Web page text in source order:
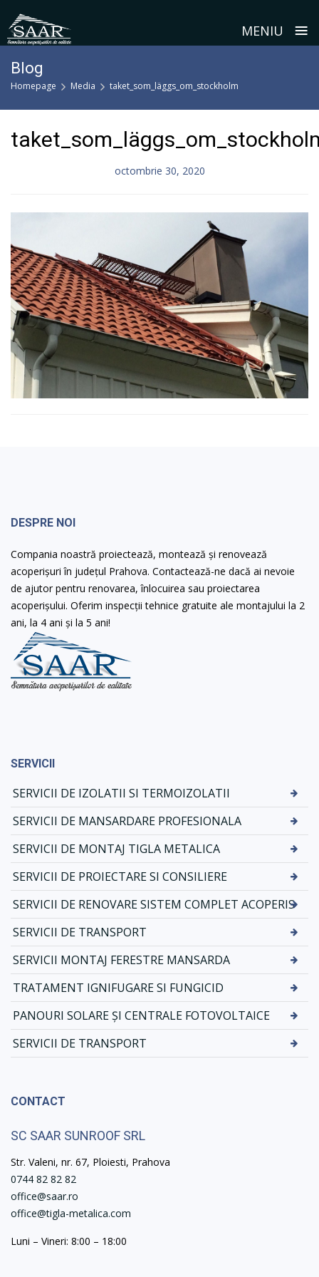
MENIU ≡
content
Blog
Homepage Media taket_som_läggs_om_stockholm
octombrie 30, 2020
DESPRE NOI
Compania noastră proiectează, montează și renovează
acoperișuri în județul Prahova. Contactează-ne dacă ai nevoie
de ajutor pentru renovarea, înlocuirea sau proiectarea
acoperișului. Oferim inspecții tehnice gratuite ale montajului la 2
ani, la 4 ani și la 5 ani!
SERVICII
SERVICII DE IZOLATII SI TERMOIZOLATII
SERVICII DE MANSARDARE PROFESIONALA
SERVICII DE MONTAJ TIGLA METALICA
SERVICII DE PROIECTARE SI CONSILIERE
SERVICII DE RENOVARE SISTEM COMPLET ACOPERIS
SERVICII DE TRANSPORT
SERVICII MONTAJ FERESTRE MANSARDA
TRATAMENT IGNIFUGARE SI FUNGICID
PANOURI SOLARE ȘI CENTRALE FOTOVOLTAICE
SERVICII DE TRANSPORT
CONTACT
SC SAAR SUNROOF SRL
Str. Valeni, nr. 67, Ploiesti, Prahova
0744 82 82 82
office@saar.ro
office@tigla-metalica.com
Luni – Vineri: 8:00 – 18:00